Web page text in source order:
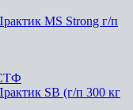
MS Strong г/п
SB (г/п 300 кг